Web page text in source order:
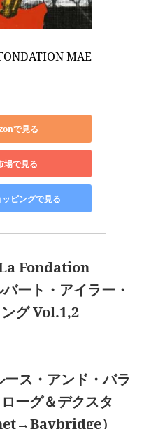
MAE
で見る
場で見る
ピングで見る
La Fondation
ート・アイラー・
グ Vol.1,2
ース・アンド・バラ
ーグ＆デクスタ
）